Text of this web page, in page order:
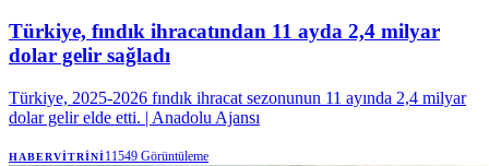
Türkiye, fındık ihracatından 11 ayda 2,4 milyar
dolar gelir sağladı
Türkiye, 2025-2026 fındık ihracat sezonunun 11 ayında 2,4 milyar
dolar gelir elde etti. | Anadolu Ajansı
HABERVITRINI11549 Görüntüleme